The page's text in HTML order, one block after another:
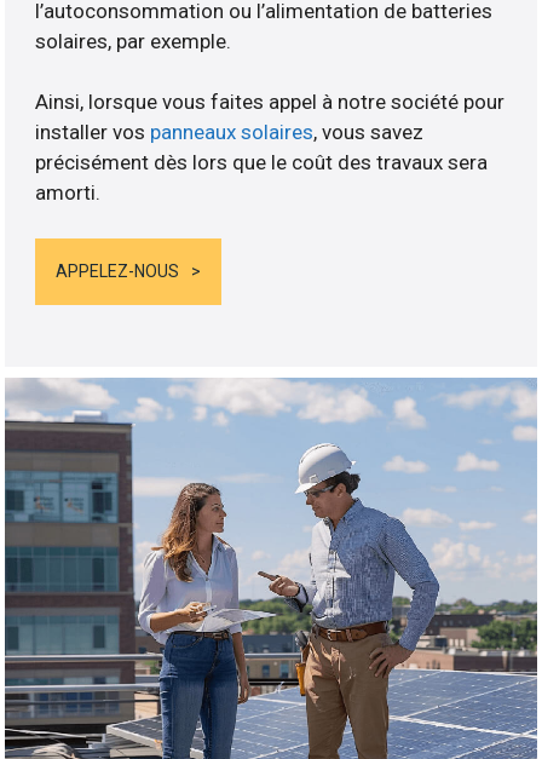
l’autoconsommation ou l’alimentation de batteries
solaires, par exemple.
Ainsi, lorsque vous faites appel à notre société pour
installer vos panneaux solaires, vous savez
précisément dès lors que le coût des travaux sera
amorti.
APPELEZ-NOUS